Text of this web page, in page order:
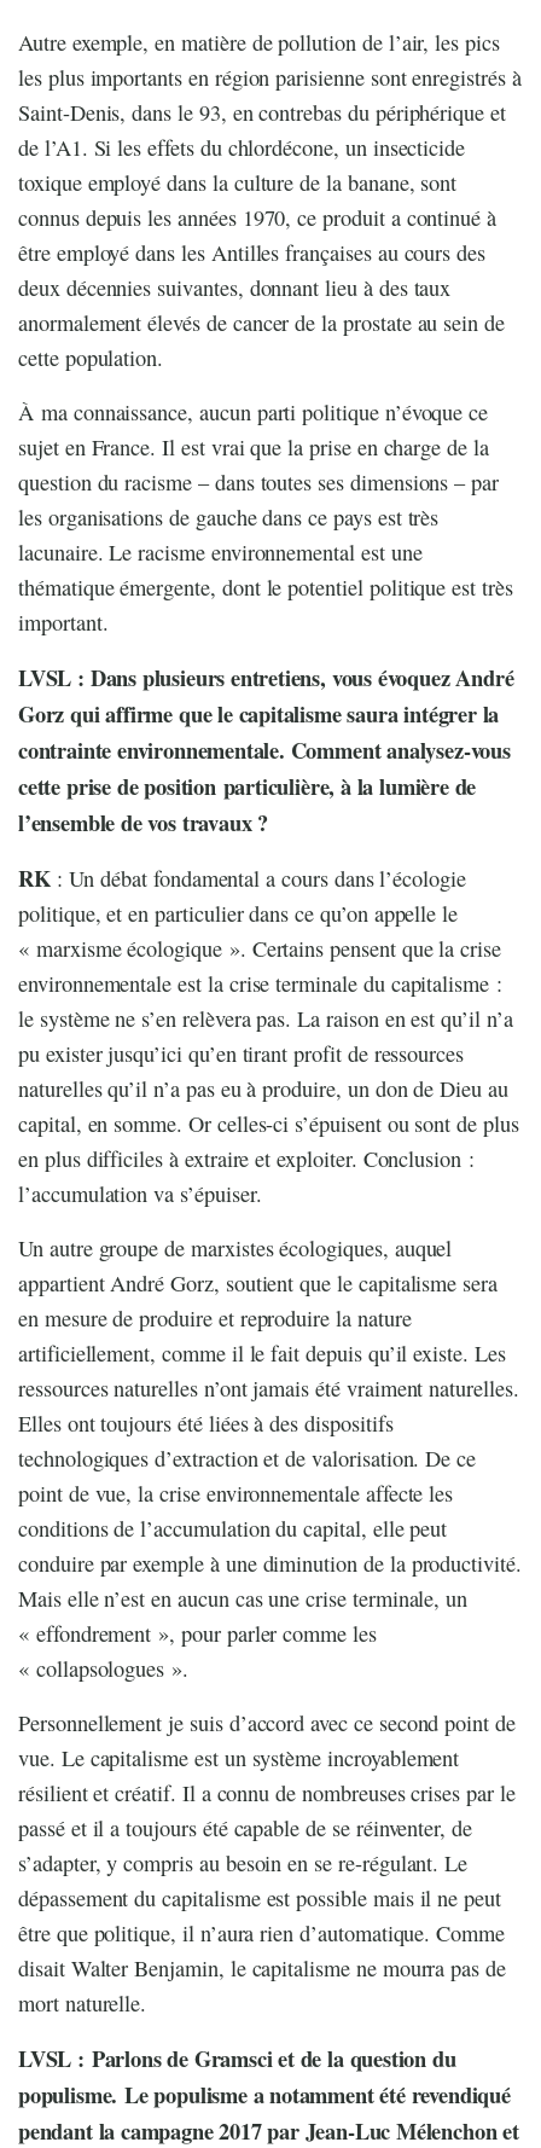
Autre exemple, en matière de pollution de l’air, les pics
les plus importants en région parisienne sont enregistrés à
Saint-Denis, dans le 93, en contrebas du périphérique et
de l’A1. Si les effets du chlordécone, un insecticide
toxique employé dans la culture de la banane, sont
connus depuis les années 1970, ce produit a continué à
être employé dans les Antilles françaises au cours des
deux décennies suivantes, donnant lieu à des taux
anormalement élevés de cancer de la prostate au sein de
cette population.
À ma connaissance, aucun parti politique n’évoque ce
sujet en France. Il est vrai que la prise en charge de la
question du racisme – dans toutes ses dimensions – par
les organisations de gauche dans ce pays est très
lacunaire. Le racisme environnemental est une
thématique émergente, dont le potentiel politique est très
important.
LVSL : Dans plusieurs entretiens, vous évoquez André
Gorz qui affirme que le capitalisme saura intégrer la
contrainte environnementale. Comment analysez-vous
cette prise de position particulière, à la lumière de
l’ensemble de vos travaux ?
RK : Un débat fondamental a cours dans l’écologie
politique, et en particulier dans ce qu’on appelle le
« marxisme écologique ». Certains pensent que la crise
environnementale est la crise terminale du capitalisme :
le système ne s’en relèvera pas. La raison en est qu’il n’a
pu exister jusqu’ici qu’en tirant profit de ressources
naturelles qu’il n’a pas eu à produire, un don de Dieu au
capital, en somme. Or celles-ci s’épuisent ou sont de plus
en plus difficiles à extraire et exploiter. Conclusion :
l’accumulation va s’épuiser.
Un autre groupe de marxistes écologiques, auquel
appartient André Gorz, soutient que le capitalisme sera
en mesure de produire et reproduire la nature
artificiellement, comme il le fait depuis qu’il existe. Les
ressources naturelles n’ont jamais été vraiment naturelles.
Elles ont toujours été liées à des dispositifs
technologiques d’extraction et de valorisation. De ce
point de vue, la crise environnementale affecte les
conditions de l’accumulation du capital, elle peut
conduire par exemple à une diminution de la productivité.
Mais elle n’est en aucun cas une crise terminale, un
« effondrement », pour parler comme les
« collapsologues ».
Personnellement je suis d’accord avec ce second point de
vue. Le capitalisme est un système incroyablement
résilient et créatif. Il a connu de nombreuses crises par le
passé et il a toujours été capable de se réinventer, de
s’adapter, y compris au besoin en se re-régulant. Le
dépassement du capitalisme est possible mais il ne peut
être que politique, il n’aura rien d’automatique. Comme
disait Walter Benjamin, le capitalisme ne mourra pas de
mort naturelle.
LVSL : Parlons de Gramsci et de la question du
populisme. Le populisme a notamment été revendiqué
pendant la campagne 2017 par Jean-Luc Mélenchon et